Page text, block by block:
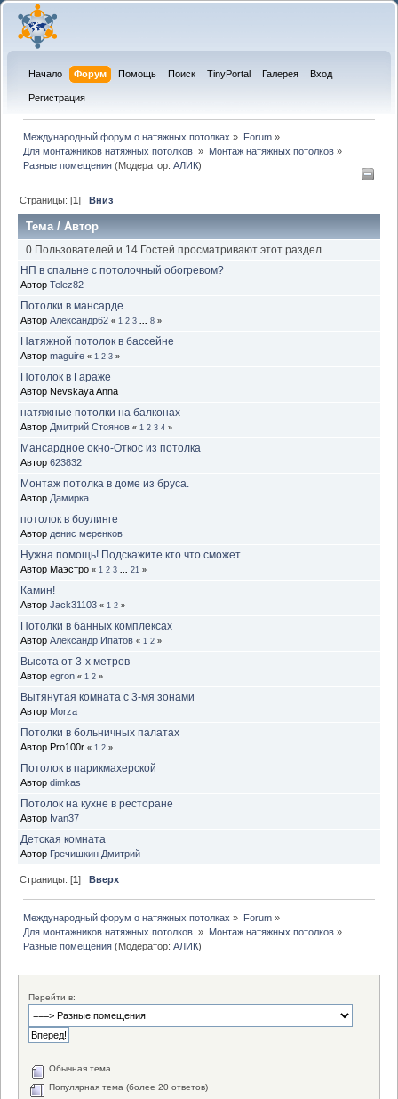
Начало Форум Помощь Поиск TinyPortal Галерея Вход
Регистрация
Международный форум о натяжных потолках » Forum»
Для монтажников натяжных потолков » Монтаж натяжных потолков»
Разные помещения (Модератор:АЛИК)
Страницы: [1]Вниз
Тема/Автор
0 Пользователей и 14 Гостей просматривают этот раздел.
НП в спальне с потолочный обогревом?
Автор Telez82
Потолки в мансарде
Автор Александр62 « 1 2 3 8 »
Натяжной потолок в бассейне
Автор maguire « 1 2 3 »
Потолок в Гараже
Автор Nevskaya Anna
натяжные потолки на балконах
Автор Дмитрий Стоянов « 1 2 3 4 »
Мансардное окно-Откос из потолка
Автор 623832
Монтаж потолка в доме из бруса.
Автор Дамирка
потолок в боулинге
Автор денис меренков
Нужна помощь! Подскажите кто что сможет.
Автор Маэстро « 1 2 3 21 »
Камин!
Автор Jack31103 « 1 2 »
Потолки в банных комплексах
Автор Александр Ипатов « 1 2 »
Высота от 3-х метров
Автор egron « 1 2 »
Вытянутая комната с 3-мя зонами
Автор Morza
Потолки в больничных палатах
Автор Pro100r « 1 2 »
Потолок в парикмахерской
Автор dimkas
Потолок на кухне в ресторане
Автор Ivan37
Детская комната
Автор Гречишкин Дмитрий
Страницы: [1] Вверх
Международный форум о натяжных потолках » Forum»
Для монтажников натяжных потолков » Монтаж натяжных потолков»
Разные помещения (Модератор:АЛИК)
Перейти в:
Обычная тема
Популярная тема (более 20 ответов)